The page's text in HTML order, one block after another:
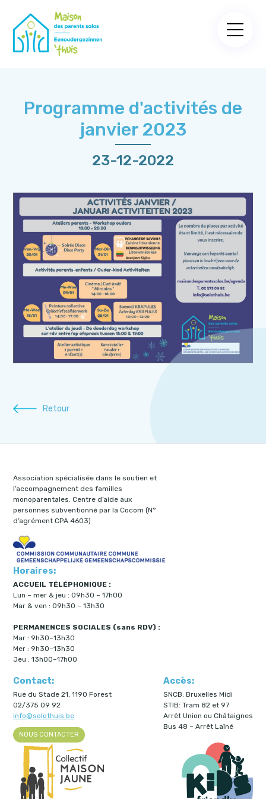
Programme d'activités de
janvier 2023
23-12-2022
Retour
Association spécialisée dans le soutien et
l’accompagnement des familles
monoparentales. Centre d’aide aux
personnes subventionné par la Cocom (N°
d’agrément CPA 4603)
Horaires:
ACCUEIL TÉLÉPHONIQUE :
Lun – mer & jeu : 09h30 – 17h00
Mar & ven : 09h30 – 13h30
PERMANENCES SOCIALES (sans RDV) :
Mar : 9h30–13h30
Mer : 9h30–13h30
Jeu : 13h00–17h00
Contact:
Rue du Stade 21, 1190 Forest
02/375 09 92
info@solothuis.be
NOUS CONTACTER
Accès:
SNCB: Bruxelles Midi
STIB: Tram 82 et 97
Arrêt Union ou Châtaignes
Bus 48 – Arrêt Laîné